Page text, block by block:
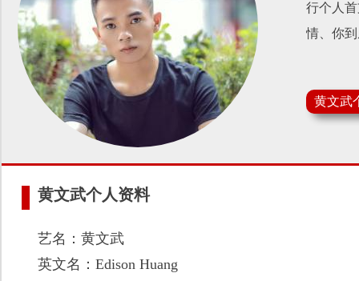
行个人
情、你
黄文武
黄文武个人资料
艺名：黄文武
英文名：Edison Huang